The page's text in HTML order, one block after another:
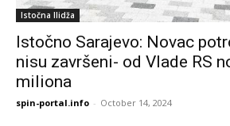
Istočna Ilidža
Istočno Sarajevo: Novac
nisu završeni- od Vlade RS
miliona
spin-portal.info - October 14, 2024